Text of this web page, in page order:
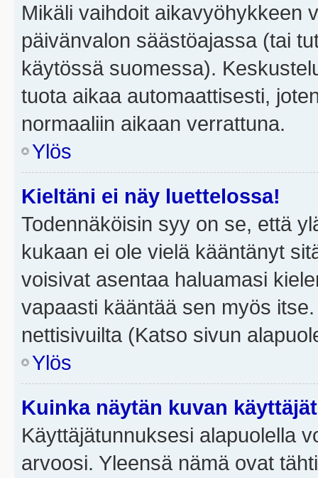
Mikäli vaihdoit aikavyöhykkeen
päivänvalon säästöajassa (tai
käytössä suomessa).
tuota aikaa automaattisesti,
normaaliin aikaan verrattuna.
Ylös
Kieltäni ei näy luettelossa!
Todennäköisin syy on se, että
kukaan ei ole vielä kääntänyt
voisivat asentaa haluamasi
vapaasti kääntää sen myös
nettisivuilta (Katso sivun
Ylös
Kuinka näytän kuvan
Käyttäjätunnuksesi alapuolella
arvoosi. Yleensä nämä ovat